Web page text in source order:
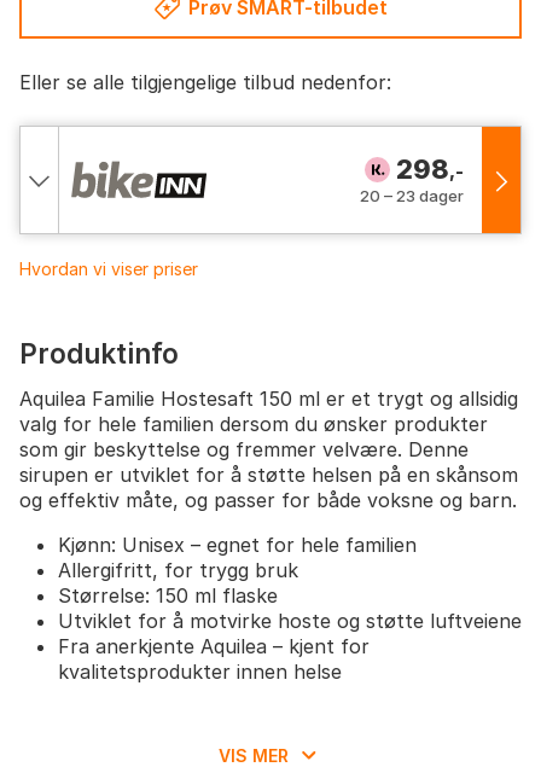
Prøv SMART-tilbudet
Eller se alle tilgjengelige tilbud nedenfor:
298,-
20 – 23 dager
Hvordan vi viser priser
Produktinfo
Aquilea Familie Hostesaft 150 ml er et trygt og allsidig
valg for hele familien dersom du ønsker produkter
som gir beskyttelse og fremmer velvære. Denne
sirupen er utviklet for å støtte helsen på en skånsom
og effektiv måte, og passer for både voksne og barn.
Kjønn: Unisex – egnet for hele familien
Allergifritt, for trygg bruk
Størrelse: 150 ml flaske
Utviklet for å motvirke hoste og støtte luftveiene
Fra anerkjente Aquilea – kjent for
kvalitetsprodukter innen helse
VIS MER